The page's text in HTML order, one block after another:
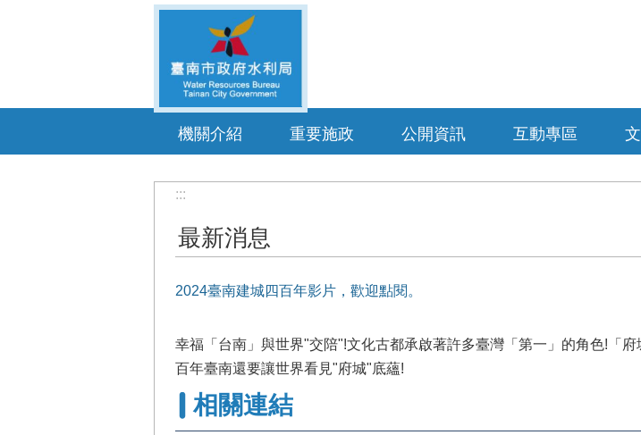
機關介紹 重要施政 公開資訊 互動專區
:::
最新消息
2024臺南建城四百年影片，歡迎點閱。
幸福「台南」與世界"交陪"!文化古都承啟著許多臺灣「第一」的角色!「府
百年臺南還要讓世界看見"府城"底蘊!
相關連結